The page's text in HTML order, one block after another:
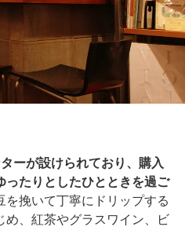
ーが設けられており、購入
ったりとしたひとときを過ご
挽いて丁寧にドリップする
め、紅茶やグラスワイン、ビ